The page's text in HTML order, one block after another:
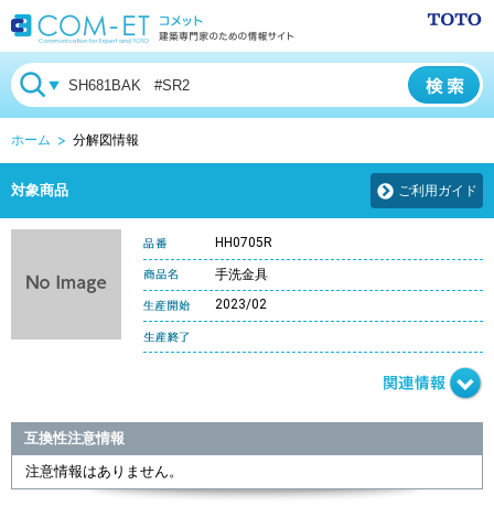
ホーム 分解図情報
対象商品 ご利用ガイド
HH0705R
手洗金具
2023/02
互換性注意情報
注意情報はありません。